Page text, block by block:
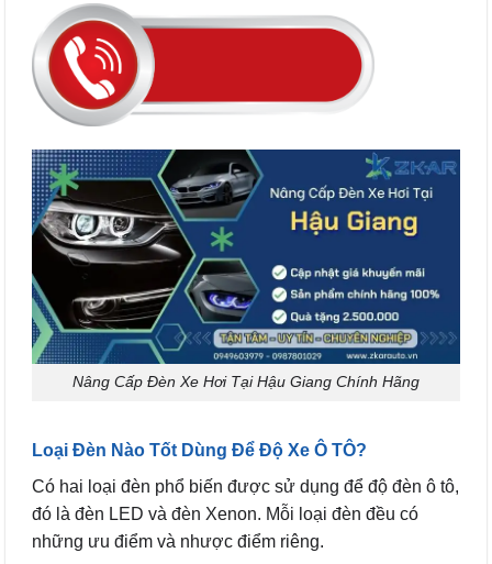
Nâng Cấp Đèn Xe Hơi Tại Hậu Giang Chính Hãng
Loại Đèn Nào Tốt Dùng Để Độ Xe Ô TÔ?
Có hai loại đèn phổ biến được sử dụng để độ đèn ô tô,
đó là đèn LED và đèn Xenon. Mỗi loại đèn đều có
những ưu điểm và nhược điểm riêng.